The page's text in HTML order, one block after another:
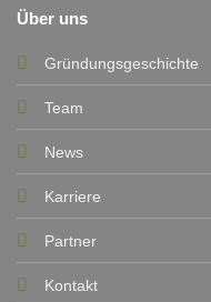
Über uns
Gründungsgeschichte
Team
News
Karriere
Partner
Kontakt